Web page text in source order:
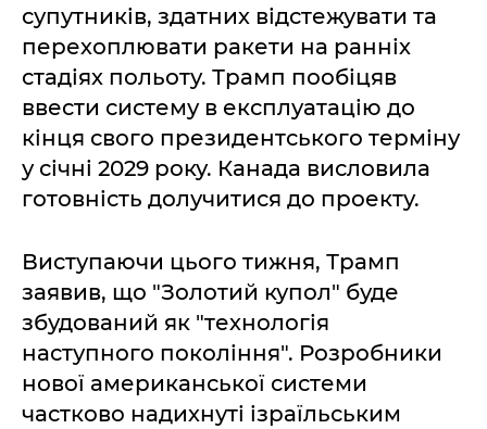
супутників, здатних відстежувати та
перехоплювати ракети на ранніх
стадіях польоту. Трамп пообіцяв
ввести систему в експлуатацію до
кінця свого президентського терміну
у січні 2029 року. Канада висловила
готовність долучитися до проекту.
Виступаючи цього тижня, Трамп
заявив, що "Золотий купол" буде
збудований як "технологія
наступного покоління". Розробники
нової американської системи
частково надихнуті ізраїльським